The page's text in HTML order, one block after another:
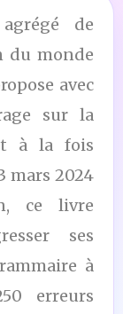
de
du monde
avec
sur la
à la fois
mars 2024
ce livre
ses
à
erreurs